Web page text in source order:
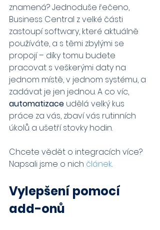
znamená? Jednoduše řečeno,
Business Central z velké části
zastoupí softwary, které aktuálně
používáte, a s těmi zbylými se
propojí – díky tomu budete
pracovat s veškerými daty na
jednom místě, v jednom systému, a
zadávat je jen jednou. A co víc,
automatizace udělá velký kus
práce za vás, zbaví vás rutinních
úkolů a ušetří stovky hodin.
Chcete vědět o integracích více?
Napsali jsme o nich článek.
Vylepšení pomocí
add-onů